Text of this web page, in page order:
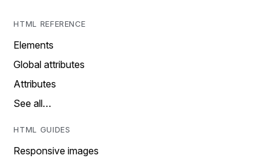
HTML REFERENCE
Elements
Global attributes
Attributes
See all…
HTML GUIDES
Responsive images